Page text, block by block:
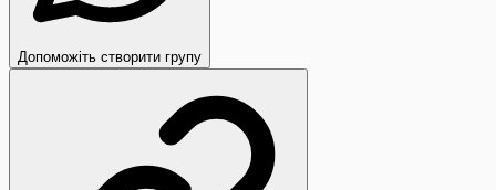
Допоможіть створити групу